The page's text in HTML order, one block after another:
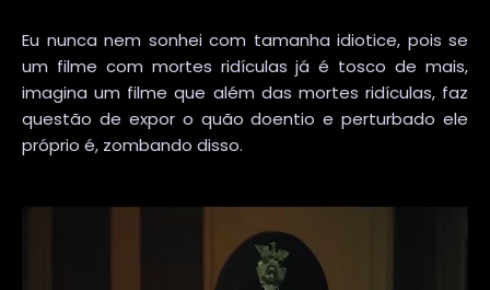
Eu nunca nem sonhei com tamanha idiotice, pois se
um filme com mortes ridículas já é tosco de mais,
imagina um filme que além das mortes ridículas, faz
questão de expor o quão doentio e perturbado ele
próprio é, zombando disso.